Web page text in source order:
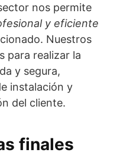
nos permite
y eficiente
Nuestros
para realizar la
y segura,
instalación y
del cliente.
finales